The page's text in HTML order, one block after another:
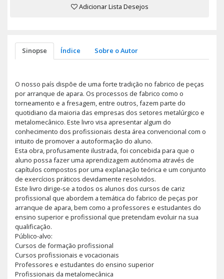
Adicionar Lista Desejos
Sinopse Índice Sobre o Autor
O nosso país dispõe de uma forte tradição no fabrico de peças
por arranque de apara. Os processos de fabrico como o
torneamento e a fresagem, entre outros, fazem parte do
quotidiano da maioria das empresas dos setores metalúrgico e
metalomecânico. Este livro visa apresentar algum do
conhecimento dos profissionais desta área convencional com o
intuito de promover a autoformação do aluno.
Esta obra, profusamente ilustrada, foi concebida para que o
aluno possa fazer uma aprendizagem autónoma através de
capítulos compostos por uma explanação teórica e um conjunto
de exercícios práticos devidamente resolvidos.
Este livro dirige-se a todos os alunos dos cursos de cariz
profissional que abordem a temática do fabrico de peças por
arranque de apara, bem como a professores e estudantes do
ensino superior e profissional que pretendam evoluir na sua
qualificação.
Público-alvo:
Cursos de formação profissional
Cursos profissionais e vocacionais
Professores e estudantes do ensino superior
Profissionais da metalomecânica